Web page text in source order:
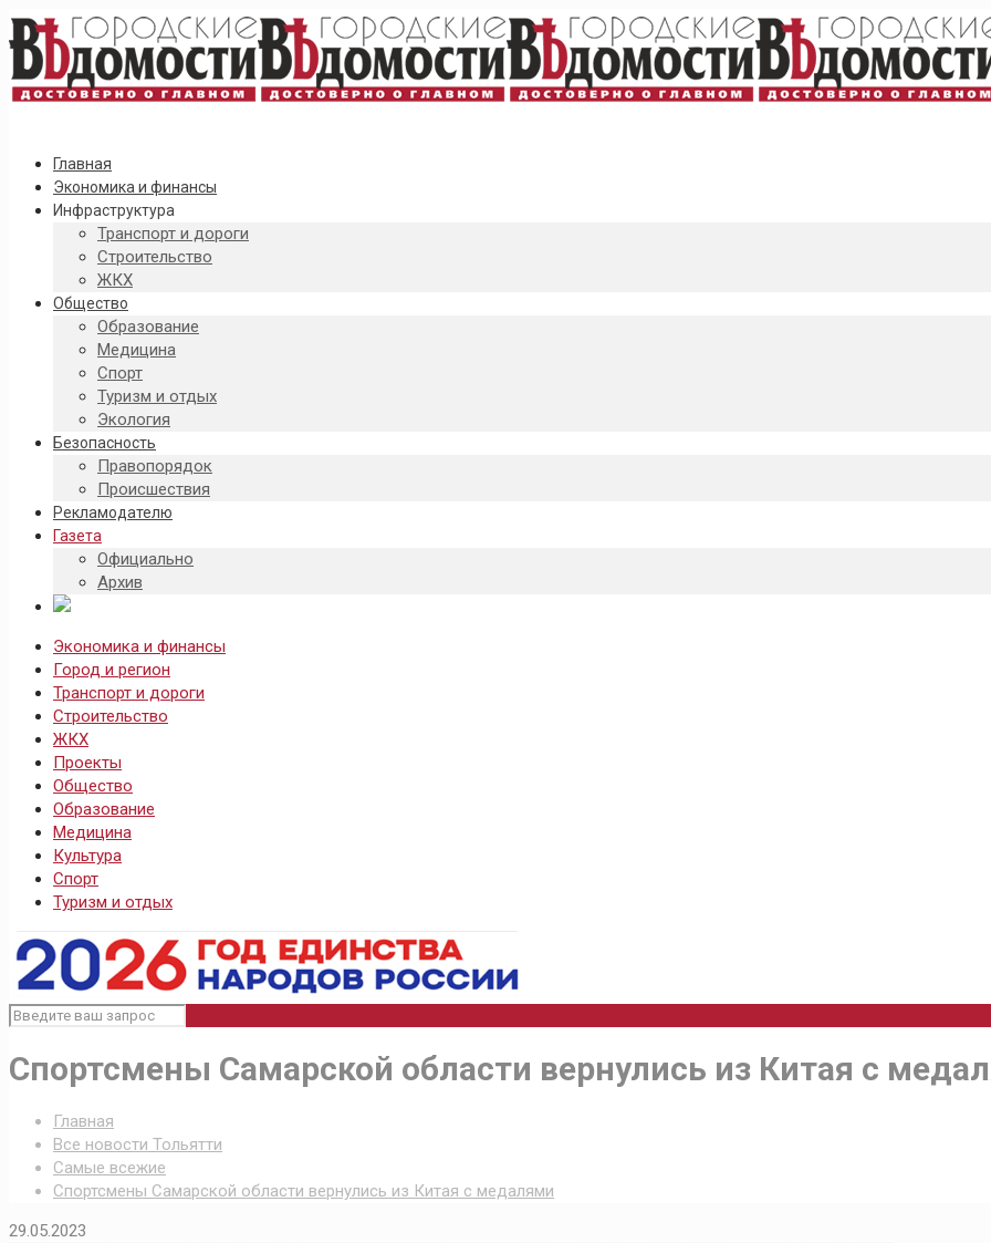
Главная
Экономика и финансы
Инфраструктура
Транспорт и дороги
Строительство
ЖКХ
Общество
Образование
Медицина
Спорт
Туризм и отдых
Экология
Безопасность
Правопорядок
Происшествия
Рекламодателю
Газета
Официально
Архив
Экономика и финансы
Город и регион
Транспорт и дороги
Строительство
ЖКХ
Проекты
Общество
Образование
Медицина
Культура
Спорт
Туризм и отдых
Спортсмены Самарской области вернулись из Китая с
Главная
Все новости Тольятти
Самые всежие
Спортсмены Самарской области вернулись из Китая с медалями
29.05.2023